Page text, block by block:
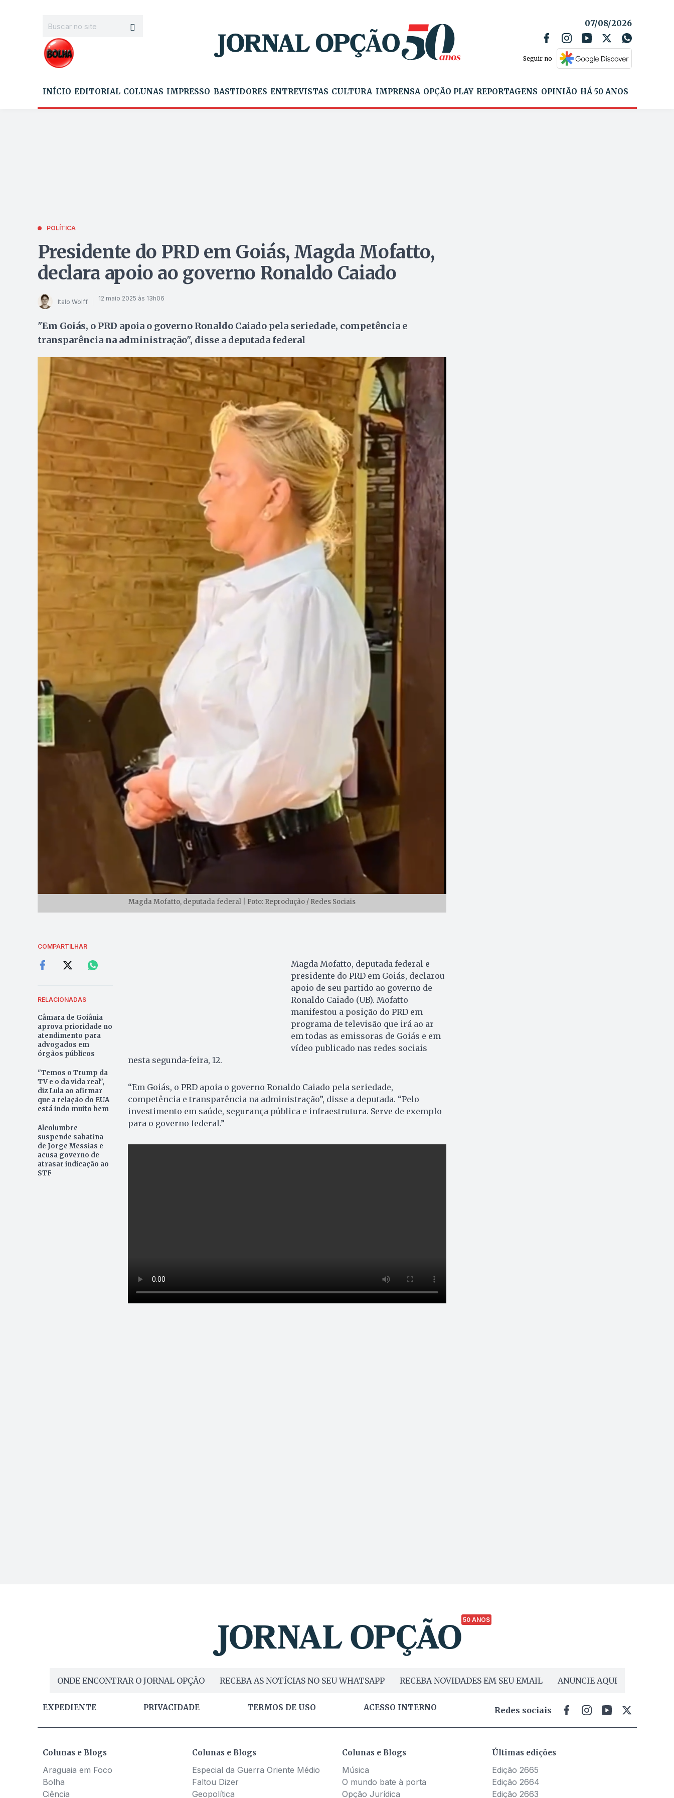
07/08/2026
Seguir no
INÍCIO EDITORIAL COLUNAS IMPRESSO BASTIDORES ENTREVISTAS CULTURA IMPRENSA OPÇÃO PLAY REPORTAGENS OPINIÃO HÁ 50 ANOS
POLÍTICA
Presidente do PRD em Goiás, Magda Mofatto,
declara apoio ao governo Ronaldo Caiado
Italo Wolff 12 maio 2025 às 13h06
"Em Goiás, o PRD apoia o governo Ronaldo Caiado pela seriedade, competência e
transparência na administração", disse a deputada federal
Magda Mofatto, deputada federal | Foto: Reprodução / Redes Sociais
COMPARTILHAR
RELACIONADAS
Câmara de Goiânia
aprova prioridade no
atendimento para
advogados em
órgãos públicos
"Temos o Trump da
TV e o da vida real",
diz Lula ao afirmar
que a relação do EUA
está indo muito bem
Alcolumbre
suspende sabatina
de Jorge Messias e
acusa governo de
atrasar indicação ao
STF
Magda Mofatto, deputada federal e
presidente do PRD em Goiás, declarou
apoio de seu partido ao governo de
Ronaldo Caiado (UB). Mofatto
manifestou a posição do PRD em
programa de televisão que irá ao ar
em todas as emissoras de Goiás e em
vídeo publicado nas redes sociais
nesta segunda-feira, 12.
“Em Goiás, o PRD apoia o governo Ronaldo Caiado pela seriedade,
competência e transparência na administração”, disse a deputada. “Pelo
investimento em saúde, segurança pública e infraestrutura. Serve de exemplo
para o governo federal.”
50 ANOS
ONDE ENCONTRAR O JORNAL OPÇÃO RECEBA AS NOTÍCIAS NO SEU WHATSAPP RECEBA NOVIDADES EM SEU EMAIL ANUNCIE AQUI
EXPEDIENTE PRIVACIDADE TERMOS DE USO ACESSO INTERNO Redes sociais
Colunas e Blogs
Araguaia em Foco
Bolha
Ciência
Colunas e Blogs
Especial da Guerra Oriente Médio
Faltou Dizer
Geopolítica
Colunas e Blogs
Música
O mundo bate à porta
Opção Jurídica
Últimas edições
Edição 2665
Edição 2664
Edição 2663